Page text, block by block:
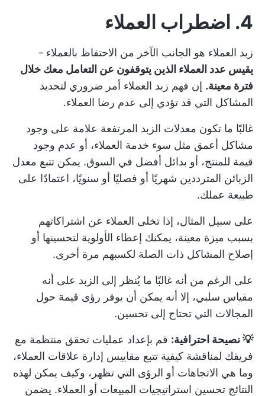
4. اضطراب العملاء
زبد العملاء هو الجانب الآخر من الاحتفاظ بالعملاء -
يقيس عدد العملاء الذين يتوقفون عن التعامل معك خلال
فترة معينة. إن فهم زبد العملاء أمر ضروري لتحديد
المشاكل التي قد تؤدي إلى عدم رضا العملاء.
غالبًا ما تكون معدلات الزبد المرتفعة علامة على وجود
مشاكل أعمق مثل سوء خدمة العملاء، أو عدم وجود
قيمة للمنتج، أو بدائل أفضل في السوق. يمكن تتبع معدل
الزبائن المترددين شهريًا أو فصليًا أو سنويًا، اعتمادًا على
طبيعة عملك.
على سبيل المثال، إذا تخلى العملاء عن اشتراكاتهم
بسبب ميزة معينة، يمكنك إعطاء الأولوية لتحسينها أو
إصلاح المشاكل ذات الصلة لكسبهم مرة أخرى.
على الرغم من أنه غالبًا ما يُنظر إلى الزبد على أنه
مقياس سلبي، إلا أنه يمكن أن يوفر رؤى قيمة حول
المجالات التي تحتاج إلى تحسين.
💡 نصيحة احترافية: قم بإعداد عمليات تحقق منتظمة مع
فريقك لمناقشة كيفية تتبع مقاييس إدارة علاقات العملاء،
وما هي الاتجاهات أو الرؤى التي تظهر، وكيف يمكن لهذه
النتائج تحسين استراتيجيات المبيعات أو العملاء. يضمن